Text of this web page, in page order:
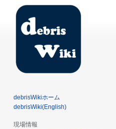
debrisWikiホーム
debrisWiki(English)
現場情報